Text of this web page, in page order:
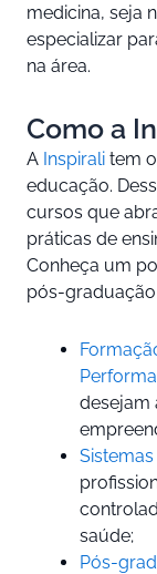
medicina, seja
especializar
na área.
Como a
A Inspirali tem
educação.
cursos que
práticas de
Conheça um
pós-
desejam
saúde;
Pós-